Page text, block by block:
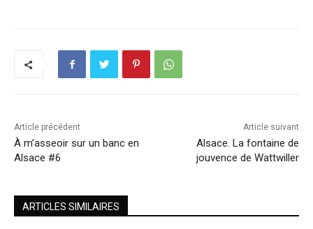
Article précédent
À m’asseoir sur un banc en
Alsace #6
Article suivant
Alsace. La fontaine de
jouvence de Wattwiller
ARTICLES SIMILAIRES